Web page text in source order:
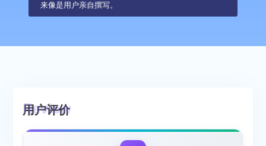
来像是用户亲自撰写。
用户评价